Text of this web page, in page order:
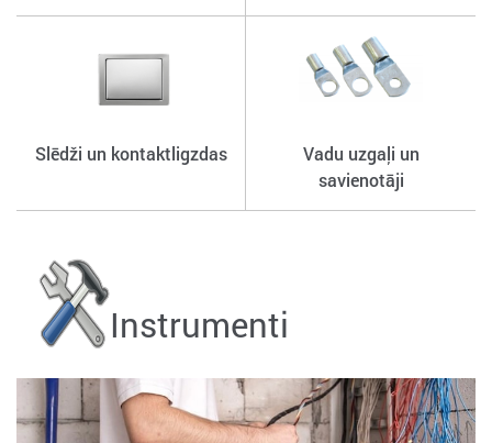
Slēdži un kontaktligzdas
Vadu uzgaļi un
savienotāji
Instrumenti